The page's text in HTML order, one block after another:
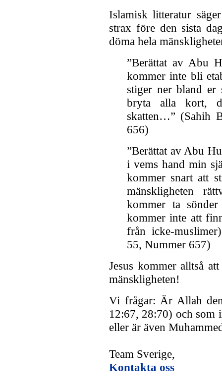
Islamisk litteratur
strax före den sista
döma hela
”Berättat av Abu
kommer inte bli
stiger ner bland er
bryta alla kort,
skatten…” (Sahih
656)
”Berättat av Abu
i vems hand min
kommer snart att
mänskligheten
kommer ta
kommer inte att
från icke-
55, Nummer 657)
Jesus kommer alltså
mänskligheten!
Vi frågar: Är Allah
12:67, 28:70) och som
eller är även
Team Sverige,
Kontakta oss